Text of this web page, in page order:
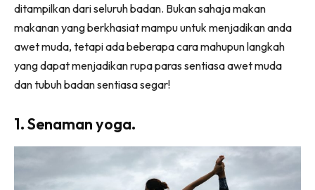
ditampilkan dari seluruh badan. Bukan sahaja makan
makanan yang berkhasiat mampu untuk menjadikan anda
awet muda, tetapi ada beberapa cara mahupun langkah
yang dapat menjadikan rupa paras sentiasa awet muda
dan tubuh badan sentiasa segar!
1. Senaman yoga.